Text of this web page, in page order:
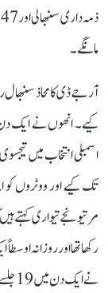
مانگے۔
اسمبلی انتخاب میں
تک کیے اور ووٹروں
مرتیونجے تیواری کہتے
رکھا تھا اور روزانہ
نے ایک دن میں 19 جلسے بھی کیے جس سے ظاہر ہوتا ہے کہ انھوں نے کتنی محنت کی۔